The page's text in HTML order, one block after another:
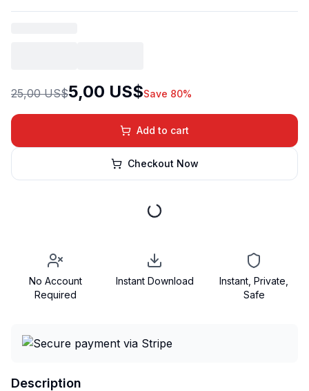
25,00 US$5,00 US$Save 80%
Add to cart
Checkout Now
No Account
Required
Instant Download
Instant, Private,
Safe
Description